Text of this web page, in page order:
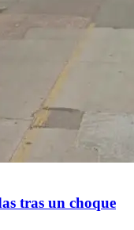
tras un choque